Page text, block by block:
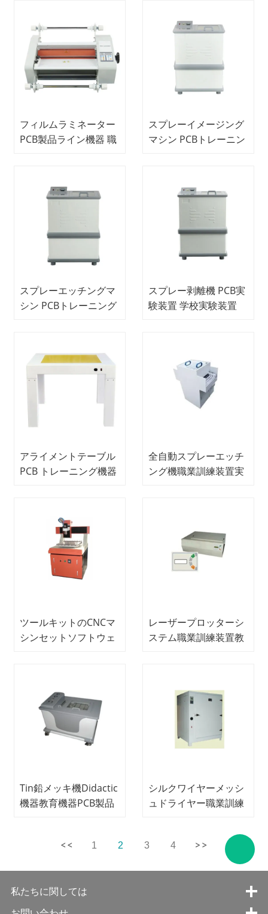
フィルムラミネーター
PCB製品ライン機器 職
スプレーイメージング
マシン PCBトレーニン
スプレーエッチングマ
シン PCBトレーニング
スプレー剥離機 PCB実
験装置 学校実験装置
アライメントテーブル
PCB トレーニング機器
全自動スプレーエッチ
ング機職業訓練装置実
ツールキットのCNCマ
シンセットソフトウェ
Equipment
レーザープロッターシ
ステム職業訓練装置教
Tin鉛メッキ機Didactic
機器教育機器PCB製品
シルクワイヤーメッシ
ュドライヤー職業訓練
Equipment PCBプロト
タイピングトレーニン
1 2 3 4
私たちに関しては